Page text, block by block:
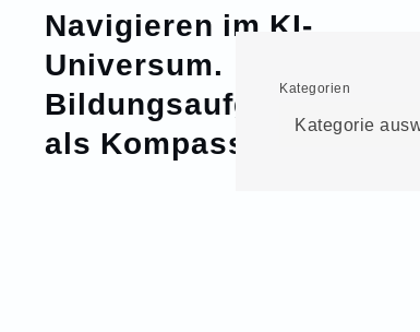
Navigieren im KI-
Universum.
Bildungsaufgaben
als Kompass
Kategorien